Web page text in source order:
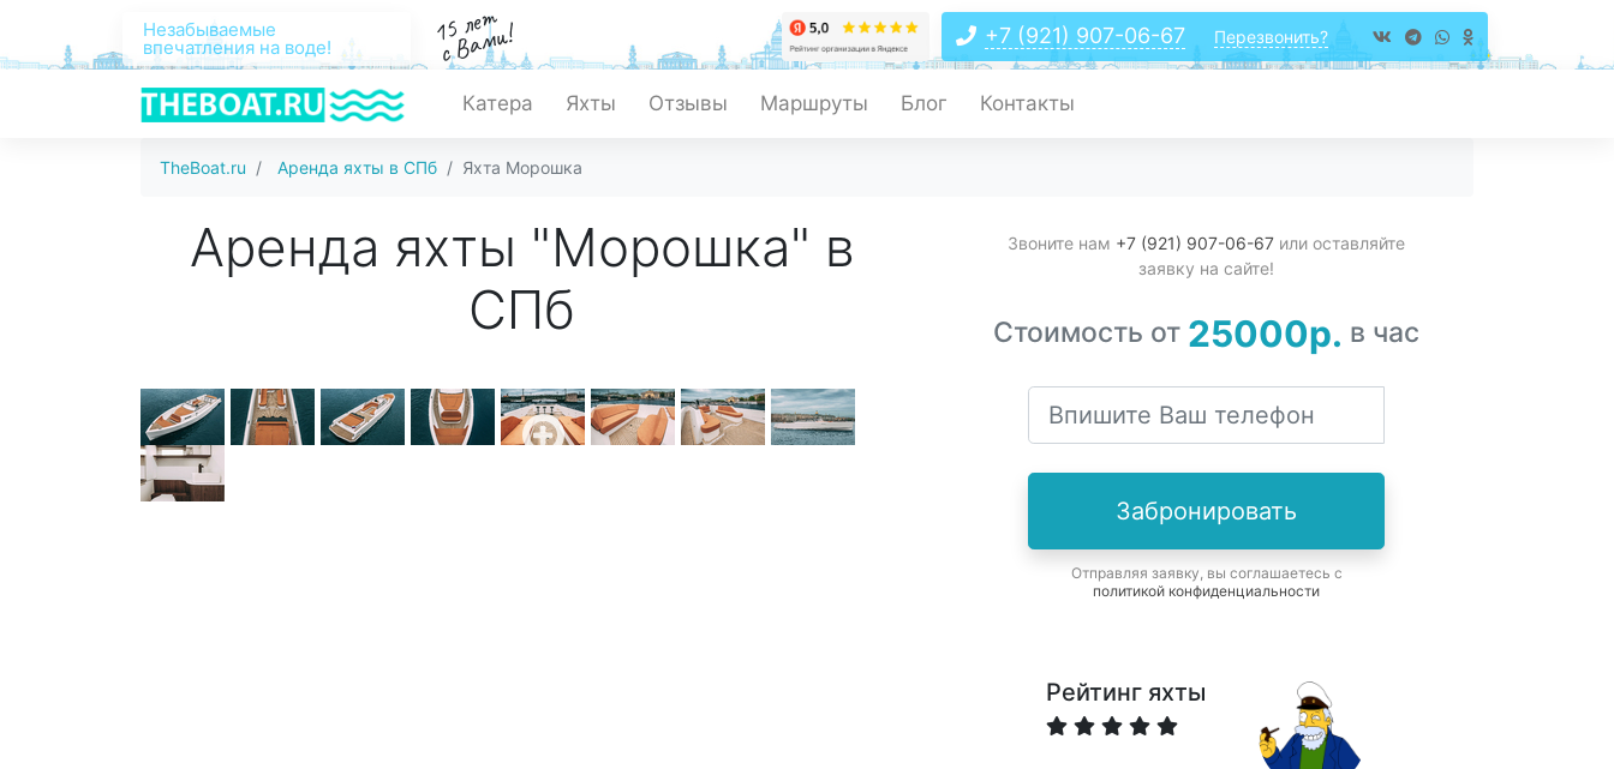
Незабываемые
впечатления на воде! 15 лет
с Вами! +7 (921) 907-06-67 Перезвонить?
Катера Яхты Отзывы Маршруты Блог Контакты
TheBoat.ru Аренда яхты в СПб Яхта Морошка
Аренда яхты "Морошка" в
СПб
Звоните нам +7 (921) 907-06-67 или оставляйте
заявку на сайте!
Стоимость от 25000р. в час
Забронировать
Отправляя заявку, вы соглашаетесь с
политикой конфиденциальности
Рейтинг яхты